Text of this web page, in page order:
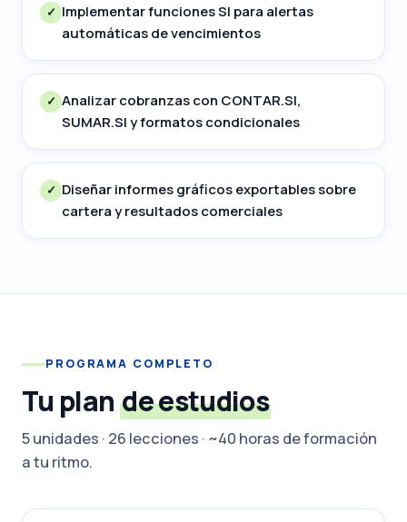
✓ Implementar funciones SI para alertas
automáticas de vencimientos
✓ Analizar cobranzas con CONTAR.SI,
SUMAR.SI y formatos condicionales
✓ Diseñar informes gráficos exportables sobre
cartera y resultados comerciales
PROGRAMA COMPLETO
Tu plan de estudios
5 unidades · 26 lecciones · ~40 horas de formación
a tu ritmo.